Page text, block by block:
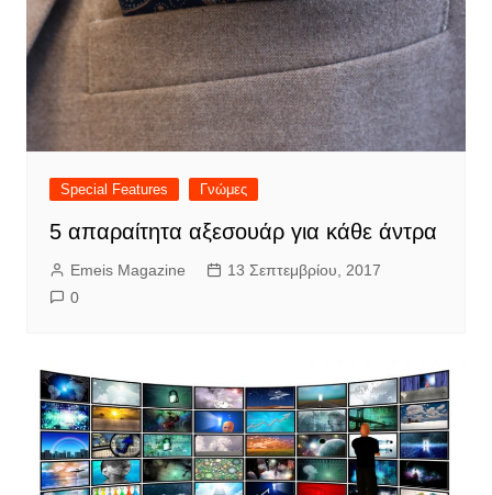
Special Features Γνώμες
5 απαραίτητα αξεσουάρ για κάθε άντρα
Emeis Magazine
13 Σεπτεμβρίου, 2017
0